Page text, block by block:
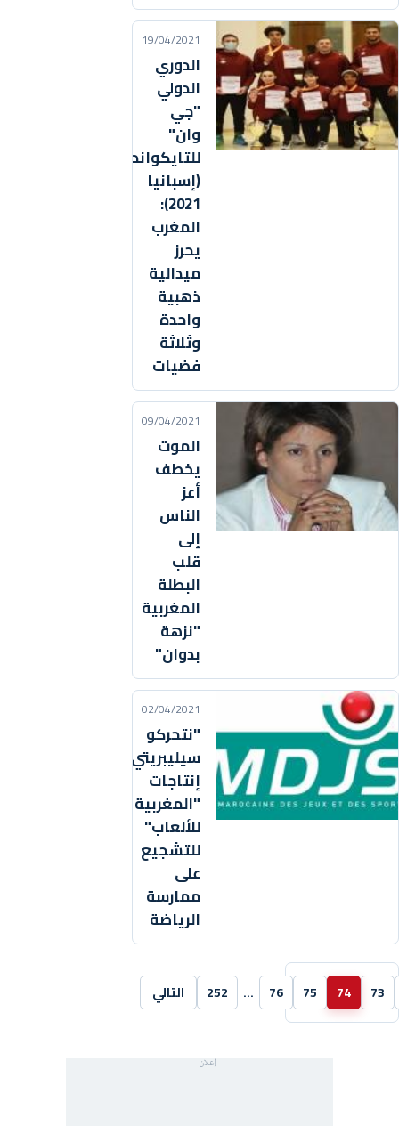
19/04/2021
الدوري
الدولي
"جي
وان"
للتايكواندو
(إسبانيا
2021):
المغرب
يحرز
ميدالية
ذهبية
واحدة
وثلاثة
فضيات
09/04/2021
الموت
يخطف
أعز
الناس
إلى
قلب
البطلة
المغربية
"نزهة
بدوان"
02/04/2021
"نتحركو
سيليبريتي"...آخر
إنتاجات
"المغربية
للألعاب"
للتشجيع
على
ممارسة
الرياضة
73
74
75
76
…
252 التالي